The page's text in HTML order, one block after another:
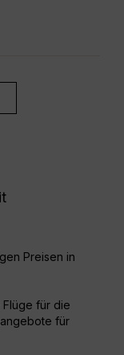
Preisen in
für die
für